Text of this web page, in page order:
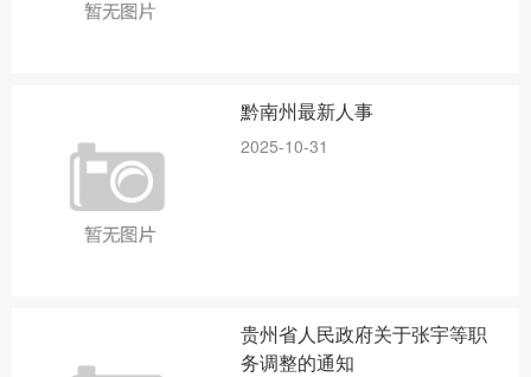
黔南州最新人事
2025-10-31
贵州省人民政府关于张宇等职
务调整的通知